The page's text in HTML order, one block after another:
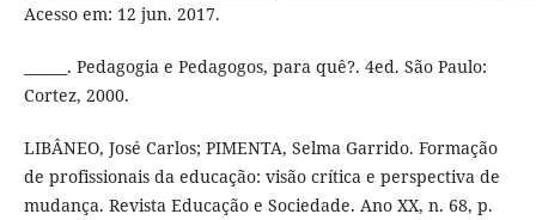
Acesso em: 12 jun. 2017.
______. Pedagogia e Pedagogos, para quê?. 4ed. São Paulo:
Cortez, 2000.
LIBÂNEO, José Carlos; PIMENTA, Selma Garrido. Formação
de profissionais da educação: visão crítica e perspectiva de
mudança. Revista Educação e Sociedade. Ano XX, n. 68, p.